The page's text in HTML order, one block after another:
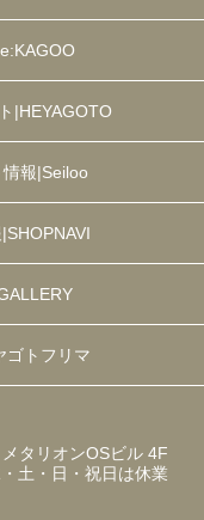
|HEYAGOTO
報|Seiloo
ゴトフリマ
タリオンOSビル 4F
土・日・祝日は休業